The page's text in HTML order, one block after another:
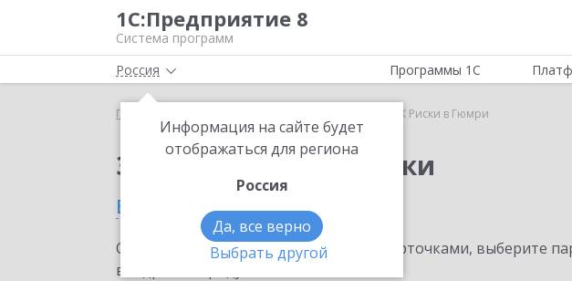
1С:Предприятие 8
Система программ
Россия
Информация на сайте будет
отображаться для региона
Россия
Да, все верно
Выбрать другой
Программы 1С
Главная 1СПАРК Риски в Гюмри
Заказать 1СПАРК Риски
в Гюмри
Ознакомьтесь с информационными карточками, выберите
внедрение продукта.